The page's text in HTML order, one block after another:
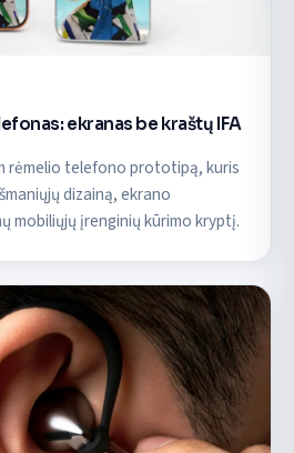
ekranas be kraštų IFA
rėmelio telefono prototipą, kuris
dizainą, ekrano
mobiliųjų įrenginių kūrimo kryptį.